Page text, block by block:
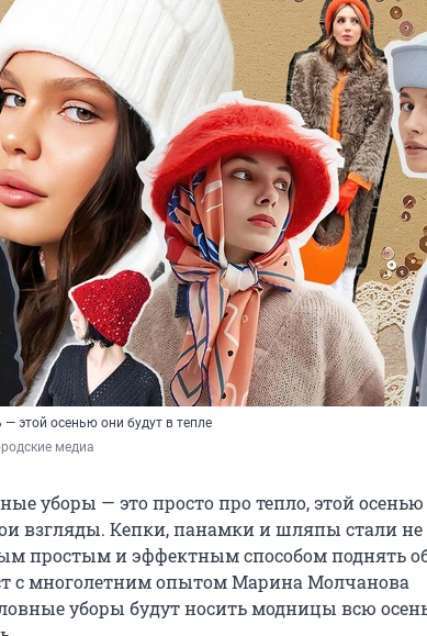
этой осенью они будут в тепле
медиа
уборы — это просто про тепло, этой
взгляды. Кепки, панамки и шляпы стали не
простым и эффектным способом поднять
с многолетним опытом Марина Молчанова
уборы будут носить модницы всю